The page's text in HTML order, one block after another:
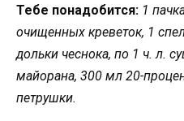
Тебе понадобится: 1
очищенных креветок, 1
дольки чеснока, по 1 ч. л.
майорана, 300 мл 20-
петрушки.